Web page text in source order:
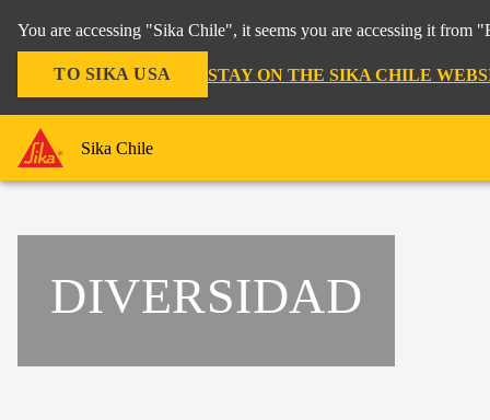
You are accessing "Sika Chile", it seems you are accessing it from
TO SIKA USA STAY ON THE SIKA CHILE
Sika Chile
DIVERSIDAD